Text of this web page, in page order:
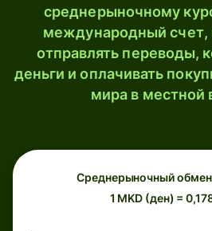
среднерыночному
международный
отправлять переводы,
деньги и оплачивать
мира в местной
Среднерыночный
1 MKD (ден) =